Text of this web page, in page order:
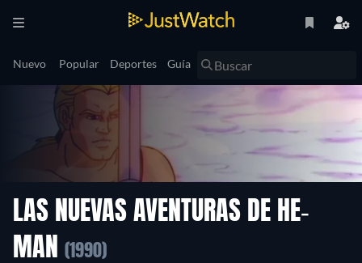
Nuevo Popular Deportes Guía
LAS NUEVAS AVENTURAS DE HE-
MAN
(1990)